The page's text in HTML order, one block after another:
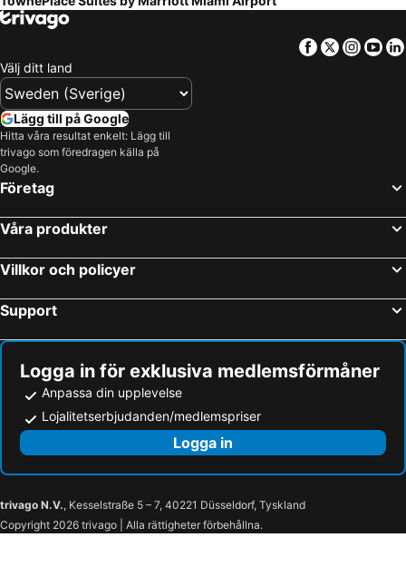
Facebook
Twitter
Välj ditt land
Lägg till på Google
Hitta våra resultat enkelt: Lägg till
trivago som föredragen källa på
Google.
Företag
Våra produkter
Villkor och policyer
Support
Logga in för exklusiva medlemsförmåner
Anpassa din upplevelse
Lojalitetserbjudanden/medlemspriser
Logga in
trivago N.V., Kesselstraße 5 – 7, 40221 Düsseldorf, Tyskland
Copyright 2026 trivago | Alla rättigheter förbehållna.